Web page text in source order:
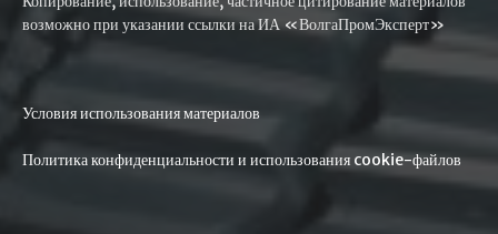
возможно при указании ссылки на ИА «ВолгаПромЭксперт»
Условия использования материалов
Политика конфиденциальности и использования cookie-файлов